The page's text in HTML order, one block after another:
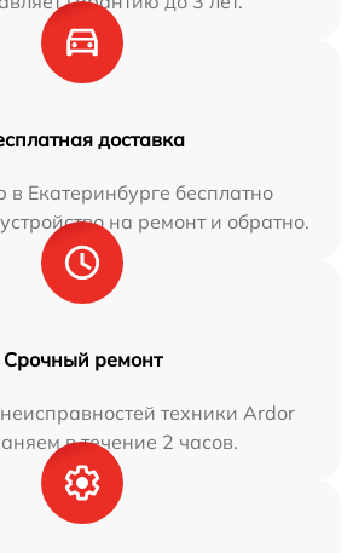
доставка
Екатеринбурге бесплатно
на ремонт и обратно.
Срочный ремонт
техники Ardor
в течение 2 часов.